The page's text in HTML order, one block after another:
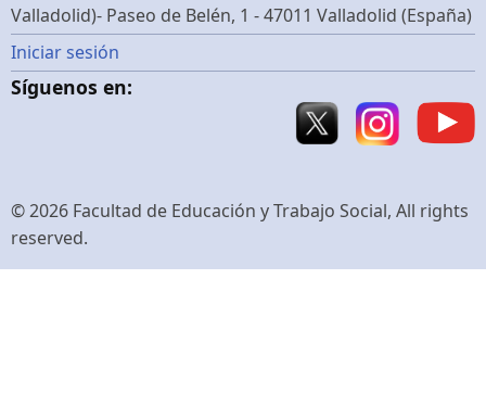
Valladolid)- Paseo de Belén, 1 - 47011 Valladolid (España)
Menú
de
de
usuario
Iniciar sesión
Síguenos en:
© 2026 Facultad de Educación y Trabajo Social, All rights
reserved.